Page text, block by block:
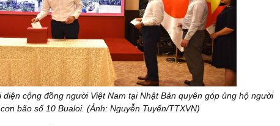
cộng đồng người Việt Nam tại Nhật Bản quyên góp ủng hộ người
bão số 10 Bualoi. (Ảnh: Nguyễn Tuyến/TTXVN)